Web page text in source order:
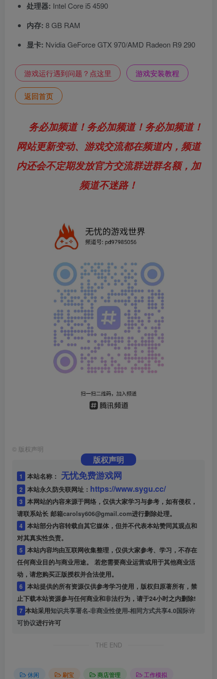
处理器: Intel Core i5 4590
内存: 8 GB RAM
显卡: Nvidia GeForce GTX 970/AMD Radeon R9 290
游戏运行遇到问题？点这里 游戏安装教程
返回首页
务必加频道！务必加频道！务必加频道！
网站更新变动、游戏交流都在频道内，频道
内还会不定期发放官方交流群进群名额，加
频道不迷路！
© 版权声明
版权声明
1 本站名称： 无忧免费游戏网
2 本站永久防失联网址： https://www.sygu.cc/
3 本网站的内容来源于网络，仅供大家学习与参考，如有侵权，
请联系站长 邮箱carolsy606@gmail.com进行删除处理。
4 本站部分内容转载自其它媒体，但并不代表本站赞同其观点和
对其真实性负责。
5
任何商业目的与商业用途。 若您需要商业运营或用于其他商业活
动，请您购买正版授权并合法使用。
6 本站提供的所有资源仅供参考学习使用，版权归原著所有，禁
止下载本站资源参与任何商业和非法行为，请于24小时之内删除!
7 本站采用知识共享署名-非商业性使用-相同方式共享4.0国际许
可协议进行许可
THE END
休闲 刷宝 商店管理
工作模拟